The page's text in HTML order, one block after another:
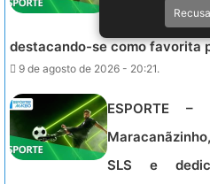
destacando-se como favorita
9 de agosto de 2026 - 20:21.
ESPORTE
SLS e